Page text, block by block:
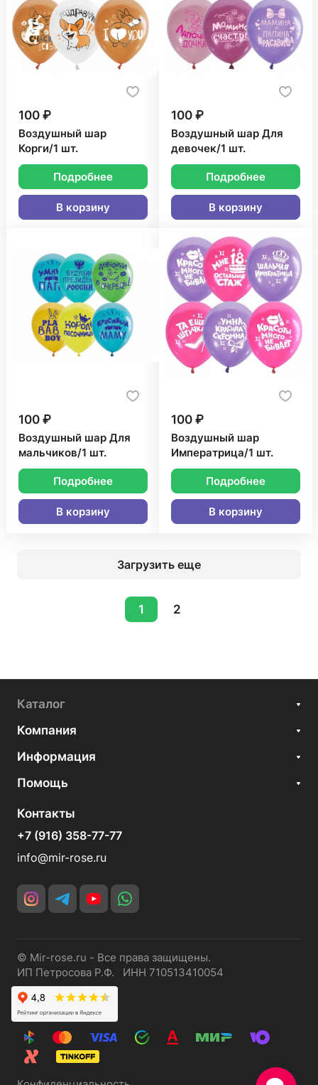
100 ₽
Воздушный шар
Корги/1 шт.
Подробнее
В корзину
100 ₽
Воздушный шар Для
девочек/1 шт.
Подробнее
В корзину
100 ₽
Воздушный шар Для
мальчиков/1 шт.
Подробнее
В корзину
100 ₽
Воздушный шар
Императрица/1 шт.
Подробнее
В корзину
Загрузить еще
1 2
Каталог
Компания
Информация
Помощь
Контакты
+7 (916) 358-77-77
info@mir-rose.ru
© Mir-rose.ru - Все права защищены.
ИП Петросова Р.Ф. ИНН 710513410054